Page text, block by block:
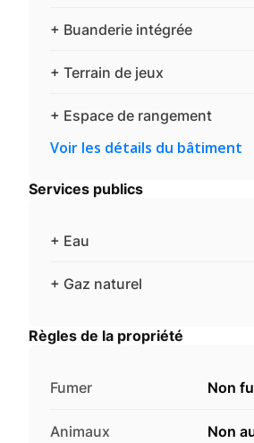
+ Buanderie intégrée
+ Terrain de jeux
+ Espace de rangement
Voir les détails du bâtiment
Services publics
+ Eau
+ Gaz naturel
Règles de la propriété
Fumer Non
Animaux Non